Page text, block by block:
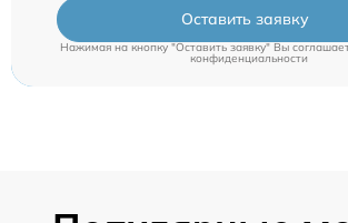
Оставить заявку
Нажимая на кнопку "Оставить заявку" Вы
конфиденциальности